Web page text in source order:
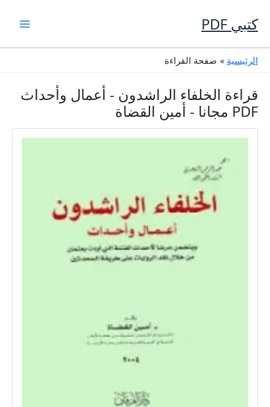
إلى
المحتوى
كتبي PDF
الرئيسية صفحة القراءة
قراءة الخلفاء الراشدون - أعمال وأحداث
PDF مجانا - أمين القضاة